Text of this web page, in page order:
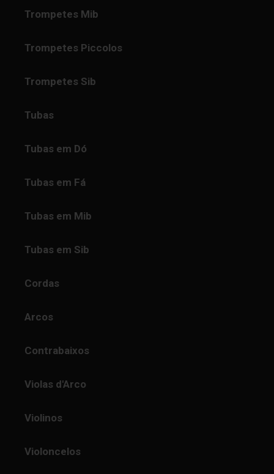
Trompetes Mib
Trompetes Piccolos
Trompetes Sib
Tubas
Tubas em Dó
Tubas em Fá
Tubas em Mib
Tubas em Sib
Cordas
Arcos
Contrabaixos
Violas d'Arco
Violinos
Violoncelos